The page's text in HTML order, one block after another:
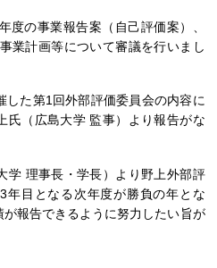
度の事業報告案（自己評価案）、
業計画等について審議を行いまし
した第1回外部評価委員会の内容に
氏（広島大学 監事）より報告がな
学 理事長・学長）より野上外部評
年目となる次年度が勝負の年とな
報告できるように努力したい旨が